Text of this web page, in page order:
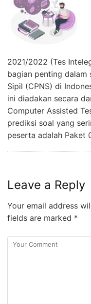
2021/2022 (Tes
bagian penting dalam
Sipil (CPNS) di
ini diadakan secara
Computer Assisted
prediksi soal yang
peserta adalah Paket
Leave a Reply
Your email address
fields are marked *